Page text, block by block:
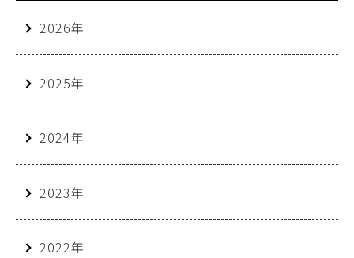
2026年
2025年
2024年
2023年
2022年